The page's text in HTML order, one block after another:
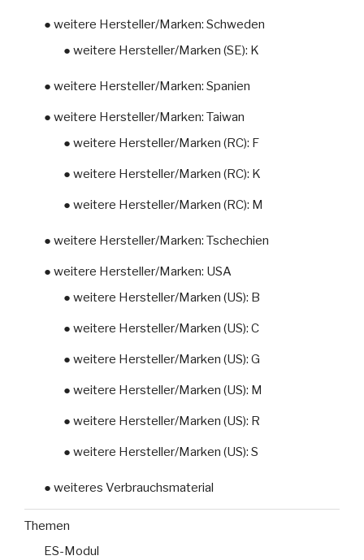
● weitere Hersteller/Marken: Schweden
● weitere Hersteller/Marken (SE): K
● weitere Hersteller/Marken: Spanien
● weitere Hersteller/Marken: Taiwan
● weitere Hersteller/Marken (RC): F
● weitere Hersteller/Marken (RC): K
● weitere Hersteller/Marken (RC): M
● weitere Hersteller/Marken: Tschechien
● weitere Hersteller/Marken: USA
● weitere Hersteller/Marken (US): B
● weitere Hersteller/Marken (US): C
● weitere Hersteller/Marken (US): G
● weitere Hersteller/Marken (US): M
● weitere Hersteller/Marken (US): R
● weitere Hersteller/Marken (US): S
● weiteres Verbrauchsmaterial
Themen
ES-Modul